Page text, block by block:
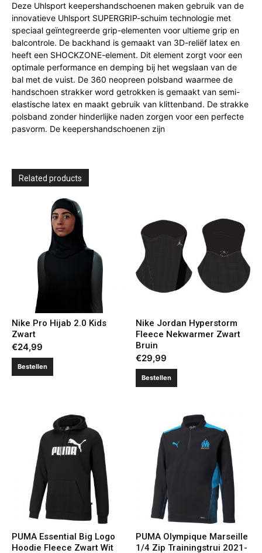
Deze Uhlsport keepershandschoenen maken gebruik van de
innovatieve Uhlsport SUPERGRIP-schuim technologie met
speciaal geïntegreerde grip-elementen voor ultieme grip en
balcontrole. De backhand is gemaakt van 3D-reliëf latex en
heeft een SHOCKZONE-element. Dit element zorgt voor een
optimale performance en demping bij het wegslaan van de
bal met de vuist. De 360 neopreen polsband waarmee de
handschoen strakker word getrokken is gemaakt van semi-
elastische latex en maakt gebruik van klittenband. De strakke
polsband zonder hinderlijke naden zorgen voor een perfecte
pasvorm. De keepershandschoenen zijn
Related products
Nike Pro Hijab 2.0 Kids
Zwart
€24,99
Bestellen
Nike Jordan Hyperstorm
Fleece Nekwarmer Zwart
Bruin
€29,99
Bestellen
PUMA Essential Big Logo
Hoodie Fleece Zwart Wit
PUMA Olympique Marseille
1/4 Zip Trainingstrui 2021-